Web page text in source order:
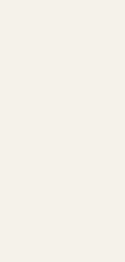
gli animali anziani
difficoltà ad
puoi
angolo
un’area
facili
il tappetino
in un luogo
tuo cane lo ha
piegarlo e
sempre in
igienici per cani